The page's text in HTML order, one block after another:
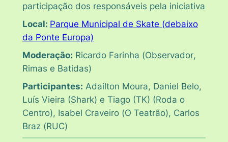
participação dos responsáveis pela iniciativa
Local: Parque Municipal de Skate (debaixo
da Ponte Europa)
Moderação: Ricardo Farinha (Observador,
Rimas e Batidas)
Participantes: Adailton Moura, Daniel Belo,
Luís Vieira (Shark) e Tiago (TK) (Roda o
Centro), Isabel Craveiro (O Teatrão), Carlos
Braz (RUC)